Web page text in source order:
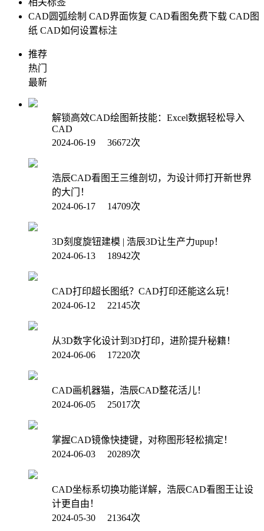
CAD圆弧绘制 CAD界面恢复 CAD看图免费下载 CAD图
纸 CAD如何设置标注
推荐
热门
最新
解锁高效CAD绘图新技能：Excel数据轻松导入
CAD
2024-06-19 36672次
浩辰CAD看图王三维剖切，为设计师打开新世界
的大门！
2024-06-17 14709次
3D刻度旋钮建模 | 浩辰3D让生产力upup！
2024-06-13 18942次
CAD打印超长图纸？CAD打印还能这么玩！
2024-06-12 22145次
从3D数字化设计到3D打印，进阶提升秘籍！
2024-06-06 17220次
CAD画机器猫，浩辰CAD整花活儿！
2024-06-05 25017次
掌握CAD镜像快捷键，对称图形轻松搞定！
2024-06-03 20289次
CAD坐标系切换功能详解，浩辰CAD看图王让设
计更自由！
2024-05-30 21364次